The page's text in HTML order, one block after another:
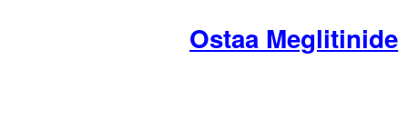
Ostaa Meglitinide